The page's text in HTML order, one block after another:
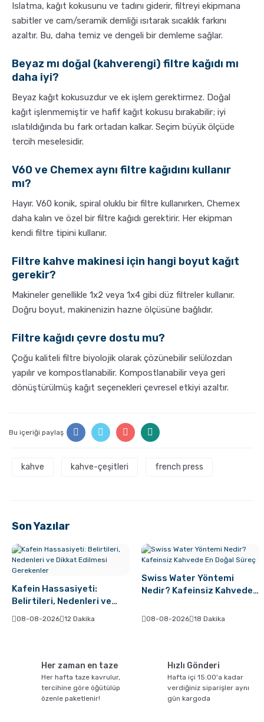
Islatma, kağıt kokusunu ve tadını giderir, filtreyi ekipmana
sabitler ve cam/seramik demliği ısıtarak sıcaklık farkını
azaltır. Bu, daha temiz ve dengeli bir demleme sağlar.
Beyaz mı doğal (kahverengi) filtre kağıdı mı
daha iyi?
Beyaz kağıt kokusuzdur ve ek işlem gerektirmez. Doğal
kağıt işlenmemiştir ve hafif kağıt kokusu bırakabilir; iyi
ıslatıldığında bu fark ortadan kalkar. Seçim büyük ölçüde
tercih meselesidir.
V60 ve Chemex aynı filtre kağıdını kullanır
mı?
Hayır. V60 konik, spiral oluklu bir filtre kullanırken, Chemex
daha kalın ve özel bir filtre kağıdı gerektirir. Her ekipman
kendi filtre tipini kullanır.
Filtre kahve makinesi için hangi boyut kağıt
gerekir?
Makineler genellikle 1x2 veya 1x4 gibi düz filtreler kullanır.
Doğru boyut, makinenizin hazne ölçüsüne bağlıdır.
Filtre kağıdı çevre dostu mu?
Çoğu kaliteli filtre biyolojik olarak çözünebilir selülozdan
yapılır ve kompostlanabilir. Kompostlanabilir veya geri
dönüştürülmüş kağıt seçenekleri çevresel etkiyi azaltır.
Bu içeriği paylaş
kahve kahve-çeşitleri french press
Son Yazılar
Kafein Hassasiyeti:
Belirtileri, Nedenleri ve
Dikkat Edilmesi Gerekenler
08-08-2026 12 Dakika
Swiss Water Yöntemi
Nedir? Kafeinsiz Kahvede
08-08-2026 18 Dakika
Her zaman en taze
Her hafta taze kavrulur,
tercihine göre öğütülüp
özenle paketlenir!
Hızlı Gönderi
Hafta içi 15:00'a kadar
verdiğiniz siparişler aynı
gün kargoda